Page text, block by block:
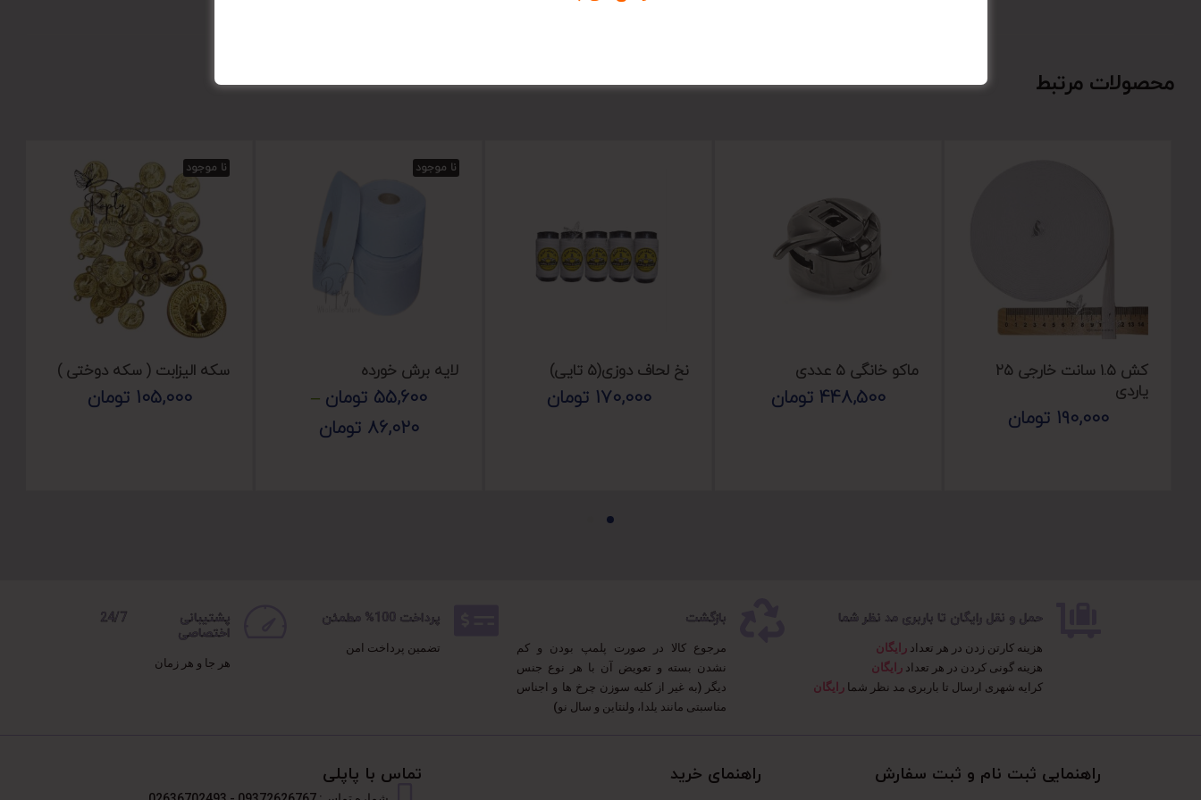
محصولات مرتبط
کش ۱.۵ سانت خارجی ۲۵
یاردی
190,000 تومان
ماکو خانگی ۵ عددی
448,500 تومان
نخ لحاف دوزی(۵ تایی)
170,000 تومان
نا موجود
لایه برش خورده
55,600 تومان –
86,020 تومان
نا موجود
سکه الیزابت ( سکه دوختی )
105,000 تومان
حمل و نقل رایگان تا باربری مد نظر شما
هزینه کارتن زدن در هر تعداد رایگان
هزینه گونی کردن در هر تعداد رایگان
کرایه شهری ارسال تا باربری مد نظر شما رایگان
بازگشت
مرجوع کالا در صورت پلمپ بودن و کم
نشدن بسته و تعویض آن با هر نوع جنس
دیگر (به غیر از کلیه سوزن چرخ ها و اجناس
مناسبتی مانند یلدا، ولنتاین و سال نو)
پرداخت 100% مطمئن
تضمین پرداخت امن
پشتیبانی 24/7
اختصاصی
هر جا و هر زمان
راهنمایی ثبت نام و ثبت سفارش​ راهنمای خرید تماس با پاپلی